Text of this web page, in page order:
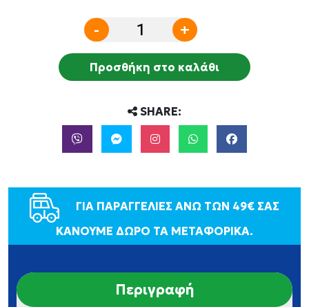
- +
Προσθήκη στο καλάθι
SHARE:
ΓΙΑ ΠΑΡΑΓΓΕΛΙΕΣ ΑΝΩ ΤΩΝ 49€ ΣΑΣ
ΚΑΝΟΥΜΕ ΔΩΡΟ ΤΑ ΜΕΤΑΦΟΡΙΚΑ.
Περιγραφή